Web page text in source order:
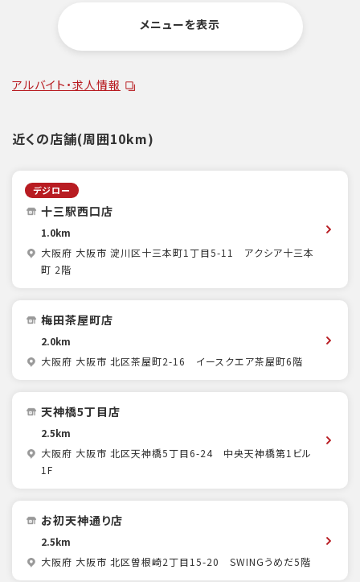
メニューを表示
アルバイト・求人情報
近くの店舗(周囲10km)
デジロー
十三駅西口店
1.0km
大阪府 大阪市 淀川区十三本町1丁目5-11 アクシア十三本
町 2階
梅田茶屋町店
2.0km
大阪府 大阪市 北区茶屋町2-16 イースクエア茶屋町6階
天神橋5丁目店
2.5km
大阪府 大阪市 北区天神橋5丁目6-24 中央天神橋第1ビル
1F
お初天神通り店
2.5km
大阪府 大阪市 北区曽根崎2丁目15-20 SWINGうめだ5階